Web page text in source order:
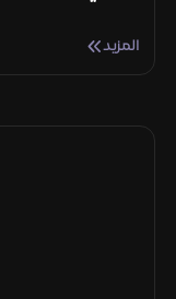
المزيد